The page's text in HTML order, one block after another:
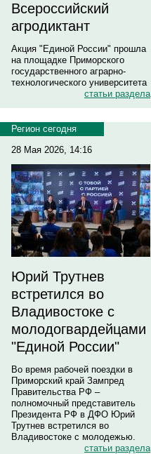
Всероссийский
агродиктант
Акция "Единой России" прошла
на площадке Приморского
государственного аграрно-
технологического университета
статьи раздела
Регион сегодня
28 Мая 2026, 14:16
Юрий Трутнев
встретился во
Владивостоке с
молодогвардейцами
"Единой России"
Во время рабочей поездки в
Приморский край Зампред
Правительства РФ –
полномочный представитель
Президента РФ в ДФО Юрий
Трутнев встретился во
Владивостоке с молодежью.
статьи раздела